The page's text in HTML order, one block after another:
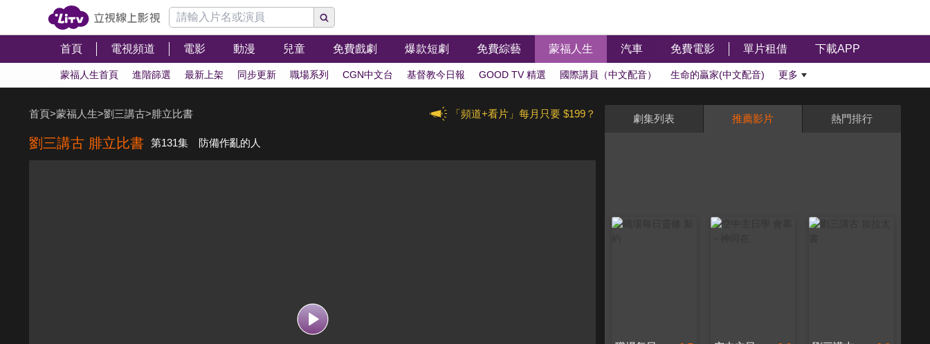
首頁 電視頻道 電影 動漫 兒童 免費戲劇 爆款短劇 免費綜藝 蒙福人生 汽車 免費電影 單片租借 下載APP
蒙福人生首頁 進階篩選 最新上架 同步更新 職場系列 CGN中文台 基督教今日報 GOOD TV 精選 國際講員（中文配音） 生命的贏家(中文配音) 更多
「頻道+看片」每月只要 $199？
首頁>蒙福人生>劉三講古>腓立比書
劉三講古 腓立比書 第131集 防備作亂的人
劇集列表 推薦影片 熱門排行